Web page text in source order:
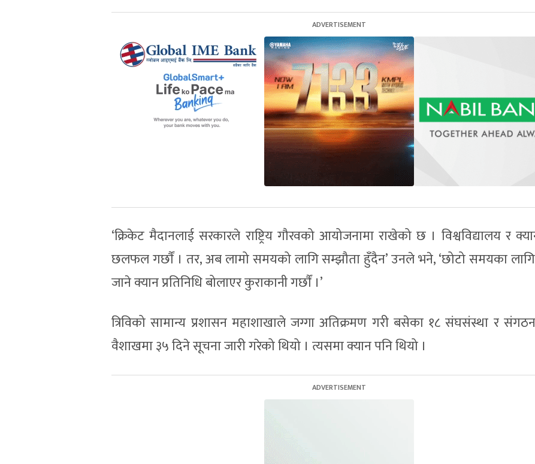
‘क्रिकेट मैदानलाई सरकारले राष्ट्रिय गौरवको आयोजनामा राखेको छ । विश्वविद्यालय र
छलफल गर्छाैं । तर, अब लामो समयको लागि सम्झौता हुँदैन’ उनले भने, ‘छोटो समयका
जाने क्यान प्रतिनिधि बोलाएर कुराकानी गर्छाैं ।’
त्रिविको सामान्य प्रशासन महाशाखाले जग्गा अतिक्रमण गरी बसेका १८ संघसंस्था र
वैशाखमा ३५ दिने सूचना जारी गरेको थियो । त्यसमा क्यान पनि थियो ।